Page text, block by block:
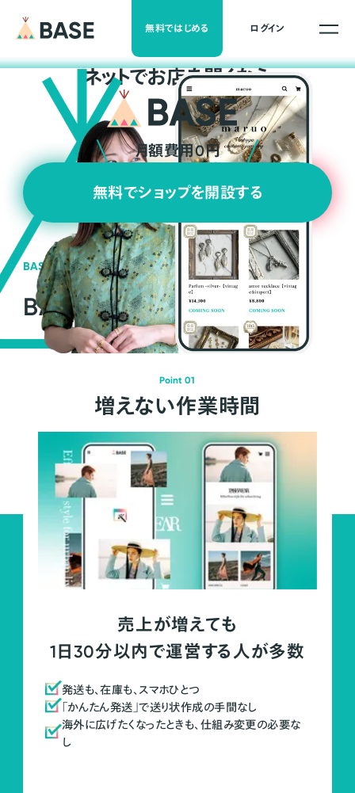
無料ではじめる ログイン
ネットでお店を開くなら
月額費用0円
無料でショップを開設する
BASEの強み
BASEが強い3つの理由
Point 01
増えない作業時間
売上が増えても
1日30分以内で運営する人が多数
発送も、在庫も、スマホひとつ
「かんたん発送」で送り状作成の手間なし
海外に広げたくなったときも、仕組み変更の必要な
し